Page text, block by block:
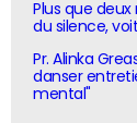
Plus que
du silence,
Pr. Alinka
danser
mental"